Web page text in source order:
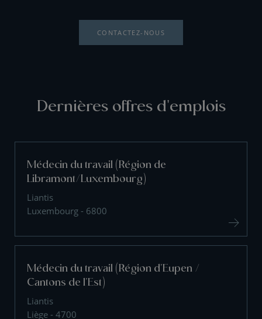
CONTACTEZ-NOUS
Dernières offres d'emplois
Médecin du travail (Région de
Libramont/Luxembourg)
Liantis
Luxembourg - 6800
Médecin du travail (Région d'Eupen /
Cantons de l'Est)
Liantis
Liège - 4700